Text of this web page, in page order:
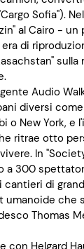
Sofia").
al Cairo -
di
Audio
diversi
o New York, e
ritrae otto
In
a 300
di
umanoide che
Thomas